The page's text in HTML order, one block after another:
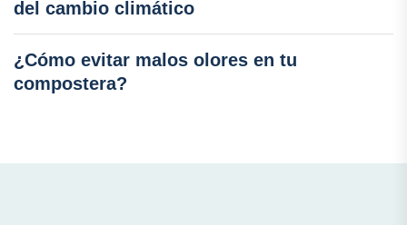
del cambio climático
¿Cómo evitar malos olores en tu
compostera?